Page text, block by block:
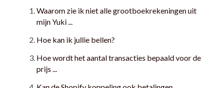
Waarom zie ik niet alle grootboekrekeningen uit
mijn Yuki ...
Hoe kan ik jullie bellen?
Hoe wordt het aantal transacties bepaald voor de
prijs ...